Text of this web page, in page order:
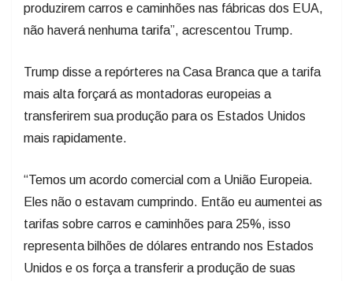
produzirem carros e caminhões nas fábricas dos EUA,
não haverá nenhuma tarifa”, acrescentou Trump.
Trump disse a repórteres na Casa Branca que a tarifa
mais alta forçará as montadoras europeias a
transferirem sua produção para os Estados Unidos
mais rapidamente.
“Temos um acordo comercial com a União Europeia.
Eles não o estavam cumprindo. Então eu aumentei as
tarifas sobre carros e caminhões para 25%, isso
representa bilhões de dólares entrando nos Estados
Unidos e os força a transferir a produção de suas